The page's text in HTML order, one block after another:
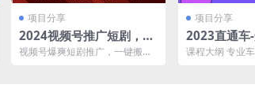
项目分享
2024视频号推广短剧，福
利周来临，即将开始短剧
视频号爆爽短剧推广，一键搬
项目分享
2023直通车
班，从底层
课程大纲 专业